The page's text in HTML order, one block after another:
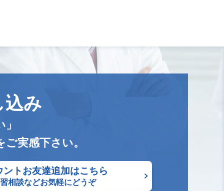
込み
実感下さい。
トお友達追加はこちら
相談などお気軽にどうぞ